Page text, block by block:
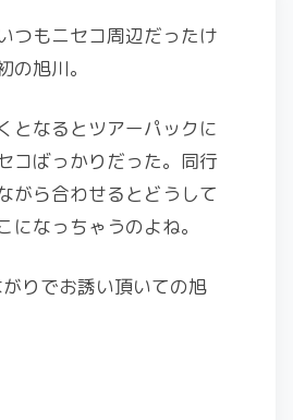
つもニセコ周辺だったけ
の旭川。
となるとツアーパックに
コばっかりだった。同行
がら合わせるとどうして
になっちゃうのよね。
りでお誘い頂いての旭